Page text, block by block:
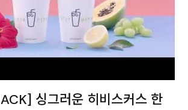
싱그러운 히비스커스 한